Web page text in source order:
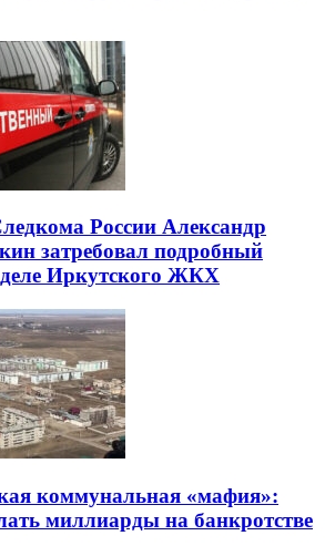
России Александр
затребовал подробный
деле Иркутского ЖКХ
коммунальная «мафия»:
миллиарды на банкротстве